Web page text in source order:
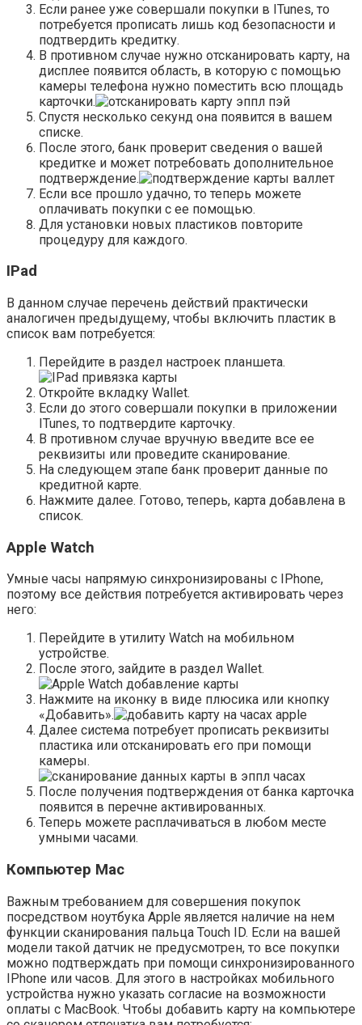
Если ранее уже совершали покупки в ITunes, то
потребуется прописать лишь код безопасности и
подтвердить кредитку.
В противном случае нужно отсканировать карту, на
дисплее появится область, в которую с помощью
камеры телефона нужно поместить всю площадь
карточки.
Спустя несколько секунд она появится в вашем
списке.
После этого, банк проверит сведения о вашей
кредитке и может потребовать дополнительное
подтверждение.
Если все прошло удачно, то теперь можете
оплачивать покупки с ее помощью.
Для установки новых пластиков повторите
процедуру для каждого.
IPad
В данном случае перечень действий практически
аналогичен предыдущему, чтобы включить пластик в
список вам потребуется:
Перейдите в раздел настроек планшета.
Откройте вкладку Wallet.
Если до этого совершали покупки в приложении
ITunes, то подтвердите карточку.
В противном случае вручную введите все ее
реквизиты или проведите сканирование.
На следующем этапе банк проверит данные по
кредитной карте.
Нажмите далее. Готово, теперь, карта добавлена в
список.
Apple Watch
Умные часы напрямую синхронизированы с IPhone,
поэтому все действия потребуется активировать через
него:
Перейдите в утилиту Watch на мобильном
устройстве.
После этого, зайдите в раздел Wallet.
Нажмите на иконку в виде плюсика или кнопку
«Добавить».
Далее система потребует прописать реквизиты
пластика или отсканировать его при помощи
камеры.
После получения подтверждения от банка карточка
появится в перечне активированных.
Теперь можете расплачиваться в любом месте
умными часами.
Компьютер Mac
Важным требованием для совершения покупок
посредством ноутбука Apple является наличие на нем
функции сканирования пальца Touch ID. Если на вашей
модели такой датчик не предусмотрен, то все покупки
можно подтверждать при помощи синхронизированного
IPhone или часов. Для этого в настройках мобильного
устройства нужно указать согласие на возможности
оплаты с MacBook. Чтобы добавить карту на компьютере